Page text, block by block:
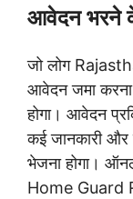
आवेदन भरने
जो लोग
आवेदन जमा
होगा। आवेदन
कई जानकारी
भेजना होगा।
Home Guard